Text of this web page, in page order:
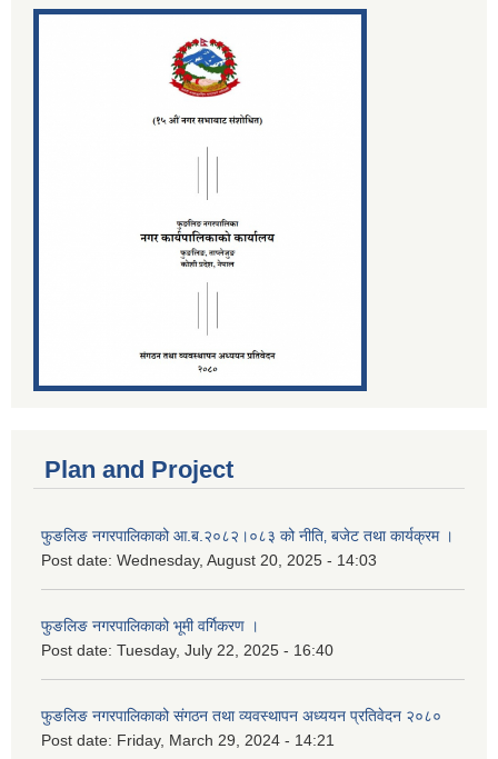
Plan and Project
फुङलिङ नगरपालिकाको आ.ब.२०८२।०८३ को नीति‚ बजेट तथा कार्यक्रम ।
Post date: Wednesday, August 20, 2025 - 14:03
फुङलिङ नगरपालिकाको भूमी वर्गिकरण ।
Post date: Tuesday, July 22, 2025 - 16:40
फुङलिङ नगरपालिकाको संगठन तथा व्यवस्थापन अध्ययन प्रतिवेदन २०८०
Post date: Friday, March 29, 2024 - 14:21